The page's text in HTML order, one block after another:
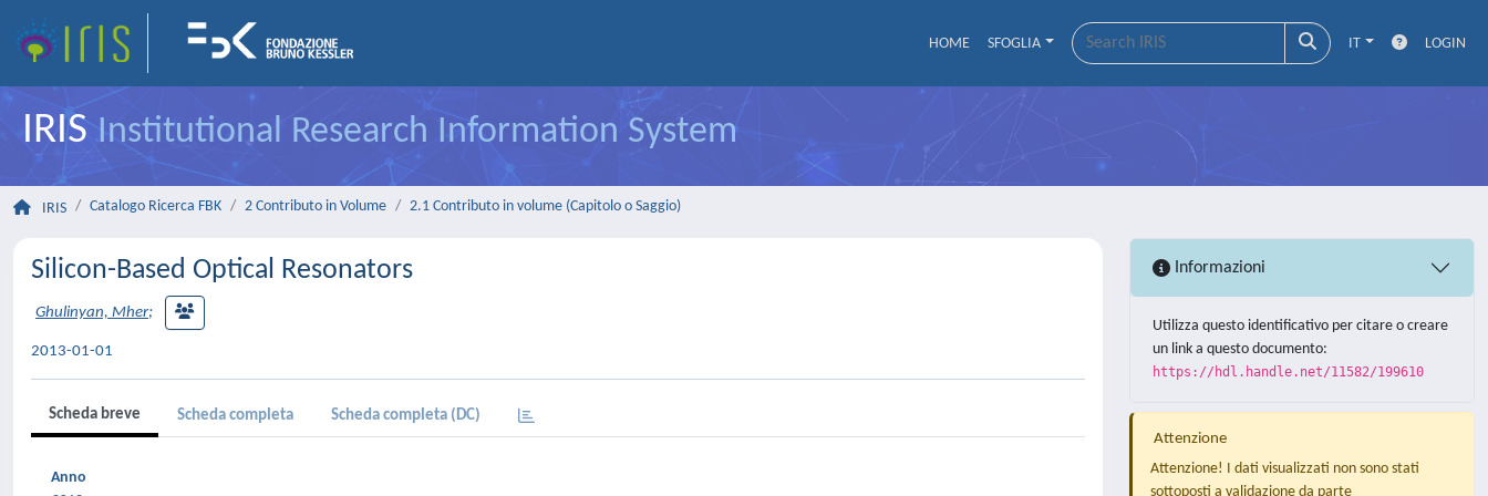
HOME SFOGLIA IT LOGIN
IRISInstitutional Research Information System
IRIS Catalogo Ricerca FBK 2 Contributo in Volume 2.1 Contributo in volume (Capitolo o Saggio)
Silicon-Based Optical Resonators
Ghulinyan, Mher;
2013-01-01
Scheda breve Scheda completa Scheda completa (DC)
Anno
Informazioni
Utilizza questo identificativo per citare o creare
un link a questo documento:
https://hdl.handle.net/11582/199610
Attenzione
Attenzione! I dati visualizzati non sono stati
sottoposti a validazione da parte